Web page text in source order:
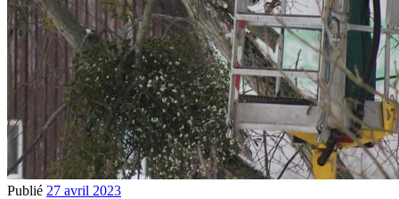
Publié 27 avril 2023